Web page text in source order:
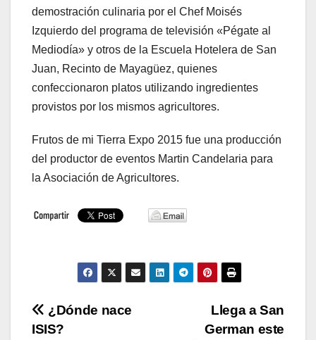
demostración culinaria por el Chef Moisés
Izquierdo del programa de televisión «Pégate al
Mediodía» y otros de la Escuela Hotelera de San
Juan, Recinto de Mayagüez, quienes
confeccionaron platos utilizando ingredientes
provistos por los mismos agricultores.
Frutos de mi Tierra Expo 2015 fue una producción
del productor de eventos Martin Candelaria para
la Asociación de Agricultores.
Navegación
Llega a San
German este
¿Dónde nace
ISIS?